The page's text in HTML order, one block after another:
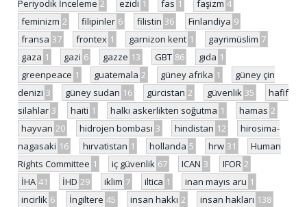
Periyodik İnceleme 2 ezidi 1 fas 1 faşizm 4
feminizm 2 filipinler 6 filistin 36 Finlandiya 9
fransa 37 frontex 1 garnizon kent 1 gayrimüslim 7
gaza 1 gazi 6 gazze 13 GBT 86 gıda 1
greenpeace 1 guatemala 2 güney afrika 1
güney çin
denizi 3 güney sudan 16 gürcistan 2 güvenlik 35
hafif
silahlar 3 haiti 1 halkı askerlikten soğutma 1 hamas 2
hayvan 20 hidrojen bombası 3 hindistan 12
hirosima-
nagasaki 16 hırvatistan 1 hollanda 5 hrw 31
Human
Rights Committee 1 iç güvenlik 67 ICAN 3 IFOR 2
İHA 41 İHD 29 iklim 7 iltica 1 inan mayıs aru 1
incirlik 6 İngiltere 45 insan hakkı 2 insan hakları 138